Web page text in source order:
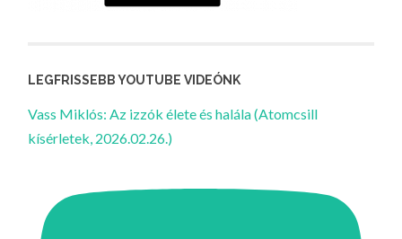
LEGFRISSEBB YOUTUBE VIDEÓNK
Vass Miklós: Az izzók élete és halála (Atomcsill
kísérletek, 2026.02.26.)